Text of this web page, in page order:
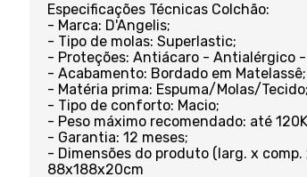
Especificações Técnicas Colchão:
- Marca: D'Angelis;
- Tipo de molas: Superlastic;
- Proteções: Antiácaro - Antialérgico
- Acabamento: Bordado em Matelassê;
- Matéria prima: Espuma/Molas/Tecido;
- Tipo de conforto: Macio;
- Peso máximo recomendado: até
- Garantia: 12 meses;
- Dimensões do produto (larg. x
88x188x20cm